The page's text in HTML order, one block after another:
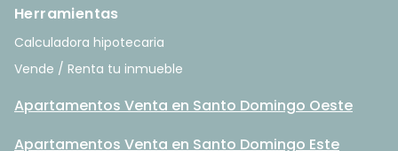
Herramientas
Calculadora hipotecaria
Vende / Renta tu inmueble
Apartamentos Venta en Santo Domingo Oeste
Apartamentos Venta en Santo Domingo Este